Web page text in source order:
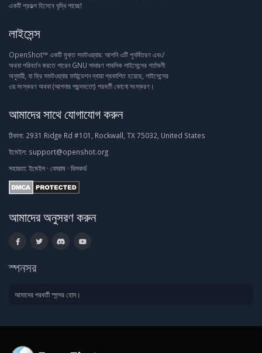
একটি প্রকল্প হিসেবে বৃদ্ধি পাচ্ছে!
লাইসেন্স
OpenShot™ একটি মুক্ত সফটওয়্যার: আপনি এটি পুনর্বিতরণ এবং/
অথবা পরিবর্তন করতে পারেন GNU সাধারণ পাবলিক লাইসেন্সের শর্তাবলী
অনুযায়ী, যা ফ্রি সফটওয়্যার ফাউন্ডেশন দ্বারা প্রকাশিত হয়েছে, লাইসেন্সের
৩য় সংস্করণ অথবা (আপনার পছন্দমতো) পরবর্তী কোনো সংস্করণ।
আমাদের সাথে যোগাযোগ করুন
ঠিকানা: 2931 Ridge Rd #101, Rockwall, TX 75032, United States
ইমেইল: support@openshot.org
সহায়তা: ইমেইল · ফোরাম · ডিসকর্ড
আমাদের অনুসরণ করুন
স্পনসর
আমাদের পরবর্তী স্পন্সর হোন।